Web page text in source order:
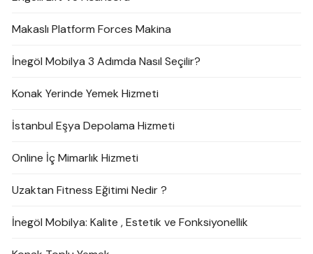
Makaslı Platform Forces Makina
İnegöl Mobilya 3 Adımda Nasıl Seçilir?
Konak Yerinde Yemek Hizmeti
İstanbul Eşya Depolama Hizmeti
Online İç Mimarlık Hizmeti
Uzaktan Fitness Eğitimi Nedir ?
İnegöl Mobilya: Kalite , Estetik ve Fonksiyonellik